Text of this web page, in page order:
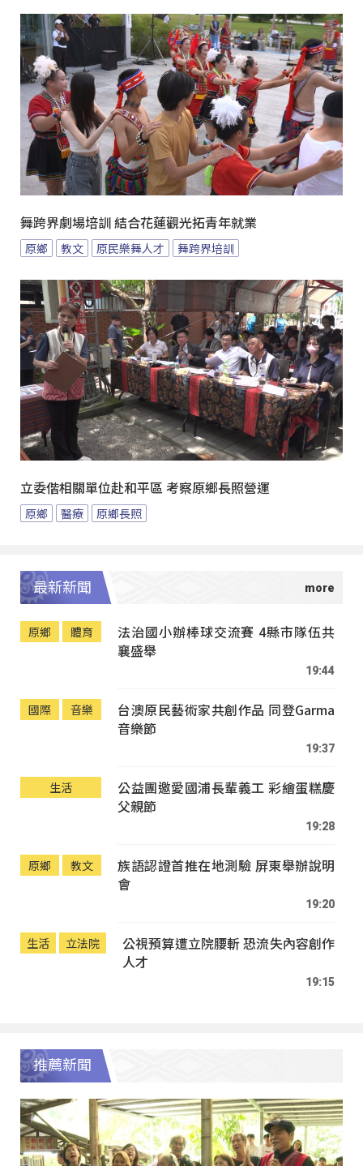
舞跨界劇場培訓 結合花蓮觀光拓青年就業
原鄉 教文 原民樂舞人才 舞跨界培訓
立委偕相關單位赴和平區 考察原鄉長照營運
原鄉 醫療 原鄉長照
最新新聞
原鄉 體育
法治國小辦棒球交流賽 4縣市隊伍共
襄盛舉
19:44
國際 音樂
台澳原民藝術家共創作品 同登Garma
音樂節
19:37
生活
公益團邀愛國浦長輩義工 彩繪蛋糕慶
父親節
19:28
原鄉 教文
族語認證首推在地測驗 屏東舉辦說明
會
19:20
生活 立法院
公視預算遭立院腰斬 恐流失內容創作
人才
19:15
推薦新聞